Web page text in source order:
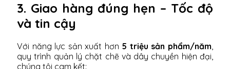
3. Giao hàng đúng hẹn – Tốc độ
và tin cậy
Với năng lực sản xuất hơn 5 triệu sản phẩm/năm,
quy trình quản lý chặt chẽ và dây chuyền hiện đại,
chúng tôi cam kết: